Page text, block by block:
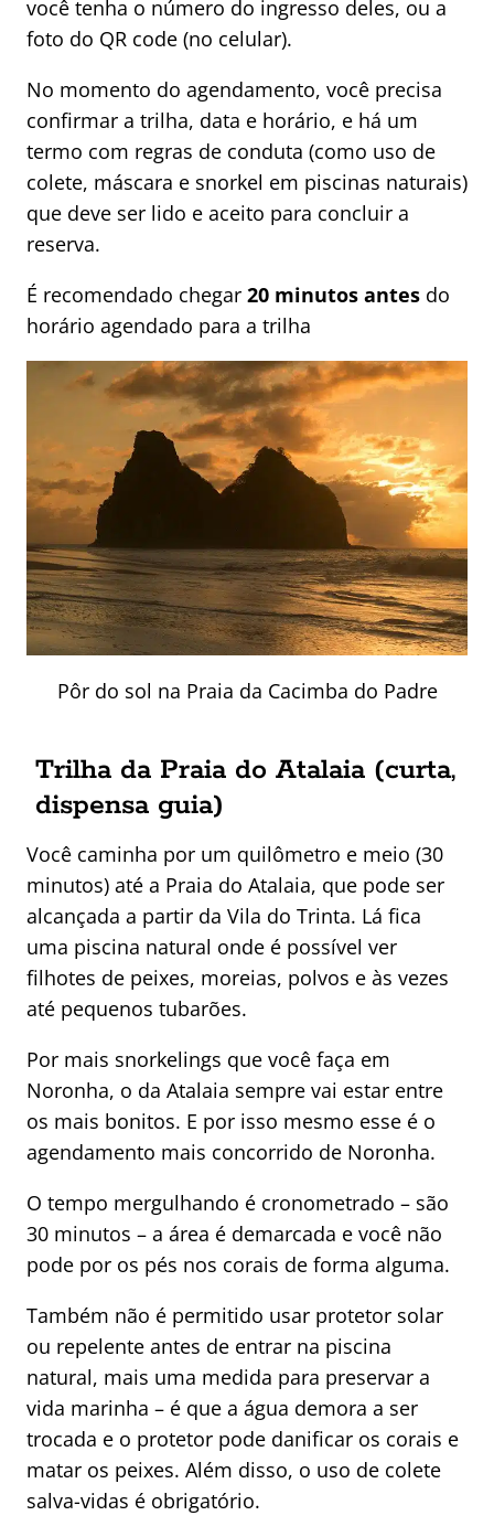
você tenha o número do ingresso deles, ou a
foto do QR code (no celular).
No momento do agendamento, você precisa
confirmar a trilha, data e horário, e há um
termo com regras de conduta (como uso de
colete, máscara e snorkel em piscinas naturais)
que deve ser lido e aceito para concluir a
reserva.
É recomendado chegar 20 minutos antes do
horário agendado para a trilha
Pôr do sol na Praia da Cacimba do Padre
Trilha da Praia do Atalaia (curta,
dispensa guia)
Você caminha por um quilômetro e meio (30
minutos) até a Praia do Atalaia, que pode ser
alcançada a partir da Vila do Trinta. Lá fica
uma piscina natural onde é possível ver
filhotes de peixes, moreias, polvos e às vezes
até pequenos tubarões.
Por mais snorkelings que você faça em
Noronha, o da Atalaia sempre vai estar entre
os mais bonitos. E por isso mesmo esse é o
agendamento mais concorrido de Noronha.
O tempo mergulhando é cronometrado – são
30 minutos – a área é demarcada e você não
pode por os pés nos corais de forma alguma.
Também não é permitido usar protetor solar
ou repelente antes de entrar na piscina
natural, mais uma medida para preservar a
vida marinha – é que a água demora a ser
trocada e o protetor pode danificar os corais e
matar os peixes. Além disso, o uso de colete
salva-vidas é obrigatório.